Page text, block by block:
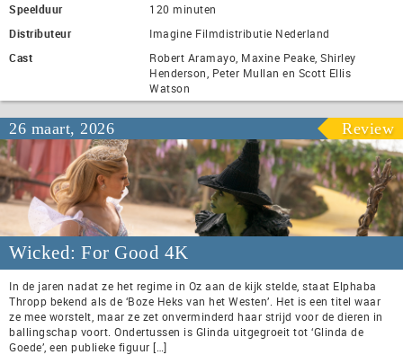
Speelduur
120 minuten
Distributeur
Imagine Filmdistributie Nederland
Cast
Robert Aramayo, Maxine Peake, Shirley
Henderson, Peter Mullan en Scott Ellis
Watson
26 maart, 2026 Review
Wicked: For Good 4K
In de jaren nadat ze het regime in Oz aan de kijk stelde, staat Elphaba
Thropp bekend als de ‘Boze Heks van het Westen’. Het is een titel waar
ze mee worstelt, maar ze zet onverminderd haar strijd voor de dieren in
ballingschap voort. Ondertussen is Glinda uitgegroeit tot ‘Glinda de
Goede’, een publieke figuur […]